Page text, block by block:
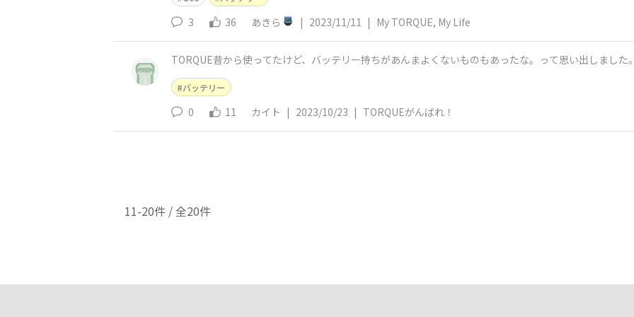
3 36 あきら | 2023/11/11 | My TORQUE, My Life
TORQUE昔から使ってたけど、バッテリー持ちがあんまよくないものもあったな。って思い出しました。
バッテリー
0 11 カイト | 2023/10/23 | TORQUEがんばれ！
11-20件 / 全20件